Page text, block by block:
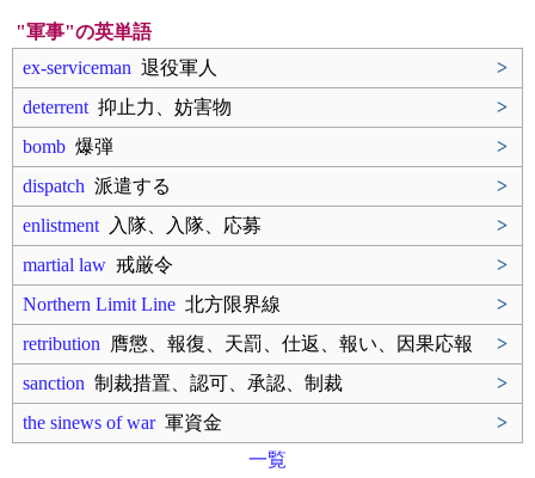
"軍事"の英単語
ex‐serviceman 退役軍人
>
deterrent 抑止力、妨害物
>
bomb 爆弾
>
dispatch 派遣する
>
enlistment 入隊、入隊、応募
>
martial law 戒厳令
>
Northern Limit Line 北方限界線
>
retribution 膺懲、報復、天罰、仕返、報い、因果応報
>
sanction 制裁措置、認可、承認、制裁
>
the sinews of war軍資金
>
一覧